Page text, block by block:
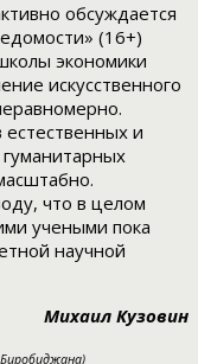
обсуждается
(16+)
экономики
искусственного
и
что в целом
учеными пока
научной
Михаил Кузовин